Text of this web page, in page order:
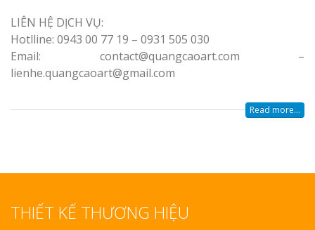
LIÊN HỆ DỊCH VỤ:
Hotlline: 0943 00 77 19 – 0931 505 030
Email: contact@quangcaoart.com –
lienhe.quangcaoart@gmail.com
Read more...
THIẾT KẾ THƯƠNG HIỆU
Thuốc Nghệ An Chuẩn
Mỏng Nghệ